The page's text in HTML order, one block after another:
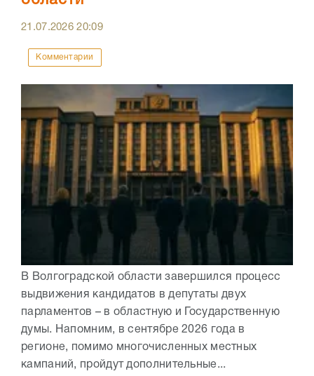
21.07.202620:09
Комментарии
В Волгоградской области завершился процесс
выдвижения кандидатов в депутаты двух
парламентов – в областную и Государственную
думы. Напомним, в сентябре 2026 года в
регионе, помимо многочисленных местных
кампаний, пройдут дополнительные...